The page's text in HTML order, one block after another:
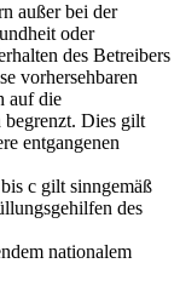
außer bei der
oder
des Betreibers
vorhersehbaren
auf die
begrenzt. Dies gilt
entgangenen
c gilt sinngemäß
des
nationalem